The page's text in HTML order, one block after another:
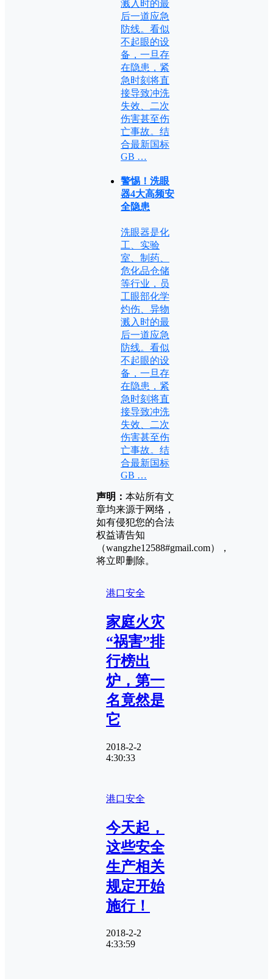
溅入时的最
后一道应急
防线。看似
不起眼的设
备，一旦存
在隐患，紧
急时刻将直
接导致冲洗
失效、二次
伤害甚至伤
亡事故。结
合最新国标
GB …
警惕！洗眼
器4大高频安
全隐患
洗眼器是化
工、实验
室、制药、
危化品仓储
等行业，员
工眼部化学
灼伤、异物
溅入时的最
后一道应急
防线。看似
不起眼的设
备，一旦存
在隐患，紧
急时刻将直
接导致冲洗
失效、二次
伤害甚至伤
亡事故。结
合最新国标
GB …
声明： 本站所有文
章均来源于网络，
如有侵犯您的合法
权益请告知
（wangzhe12588#gmail.com），
将立即删除。
港口安全
家庭火灾
“祸害”排
行榜出
炉，第一
名竟然是
它
2018-2-2
4:30:33
港口安全
今天起，
这些安全
生产相关
规定开始
施行！
2018-2-2
4:33:59